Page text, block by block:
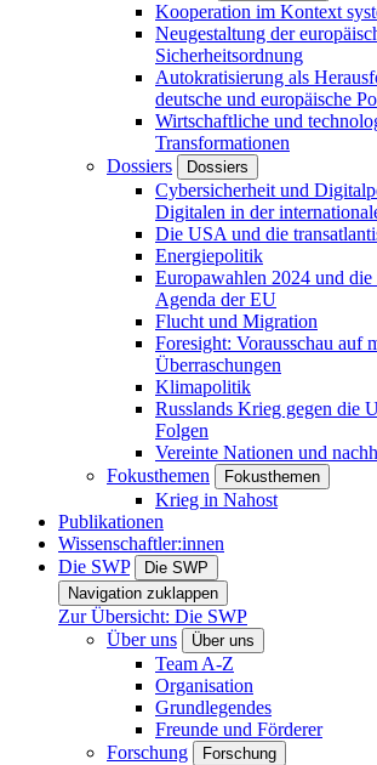
Kooperation im Kontext
Neugestaltung der
Sicherheitsordnung
Autokratisierung als
deutsche und europäische
Wirtschaftliche und
Transformationen
Dossiers
Dossiers
Cybersicherheit und
Digitalen in der
Die USA und die
Energiepolitik
Europawahlen 2024 und die
Agenda der EU
Flucht und Migration
Foresight: Vorausschau auf
Überraschungen
Klimapolitik
Russlands Krieg gegen die
Folgen
Vereinte Nationen und
Fokusthemen
Fokusthemen
Krieg in Nahost
Publikationen
Wissenschaftler:innen
Die SWP
Die SWP
Navigation zuklappen
Zur Übersicht: Die SWP
Über uns
Über uns
Team A-Z
Organisation
Grundlegendes
Freunde und Förderer
Forschung
Forschung